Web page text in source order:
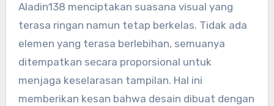
Aladin138 menciptakan suasana visual yang
terasa ringan namun tetap berkelas. Tidak ada
elemen yang terasa berlebihan, semuanya
ditempatkan secara proporsional untuk
menjaga keselarasan tampilan. Hal ini
memberikan kesan bahwa desain dibuat dengan